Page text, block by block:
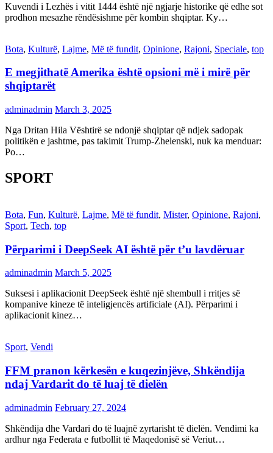
Kuvendi i Lezhës i vitit 1444 është një ngjarje historike që edhe sot
prodhon mesazhe rëndësishme për kombin shqiptar. Ky…
Bota, Kulturë, Lajme, Më të fundit, Opinione, Rajoni, Speciale, top
E megjithatë Amerika është opsioni më i mirë për
shqiptarët
adminadmin March 3, 2025
Nga Dritan Hila Vështirë se ndonjë shqiptar që ndjek sadopak
politikën e jashtme, pas takimit Trump-Zhelenski, nuk ka menduar:
Po…
SPORT
Bota, Fun, Kulturë, Lajme, Më të fundit, Mister, Opinione, Rajoni,
Sport, Tech, top
Përparimi i DeepSeek AI është për t’u lavdëruar
adminadmin March 5, 2025
Suksesi i aplikacionit DeepSeek është një shembull i rritjes së
kompanive kineze të inteligjencës artificiale (AI). Përparimi i
aplikacionit kinez…
Sport, Vendi
FFM pranon kërkesën e kuqezinjëve, Shkëndija
ndaj Vardarit do të luaj të dielën
adminadmin February 27, 2024
Shkëndija dhe Vardari do të luajnë zyrtarisht të dielën. Vendimi ka
ardhur nga Federata e futbollit të Maqedonisë së Veriut…